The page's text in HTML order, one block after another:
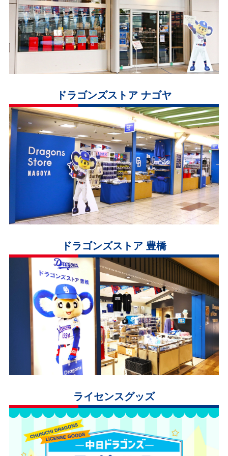
ドラゴンズストア ナゴヤ
ドラゴンズストア 豊橋
ライセンスグッズ